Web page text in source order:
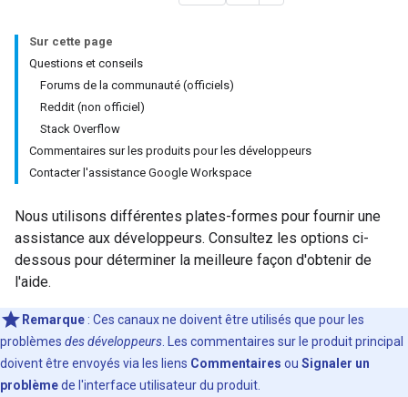
Sur cette page
Questions et conseils
Forums de la communauté (officiels)
Reddit (non officiel)
Stack Overflow
Commentaires sur les produits pour les développeurs
Contacter l'assistance Google Workspace
Nous utilisons différentes plates-formes pour fournir une
assistance aux développeurs. Consultez les options ci-
dessous pour déterminer la meilleure façon d'obtenir de
l'aide.
Remarque : Ces canaux ne doivent être utilisés que pour les
problèmes des développeurs . Les commentaires sur le produit principal
doivent être envoyés via les liens Commentaires ou Signaler un
problèmede l'interface utilisateur du produit.